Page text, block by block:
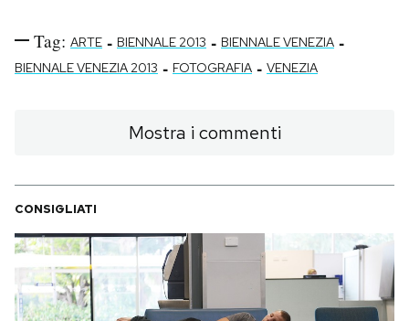
Tag: ARTE - BIENNALE 2013 - BIENNALE VENEZIA -
BIENNALE VENEZIA 2013 - FOTOGRAFIA - VENEZIA
Mostra i commenti
CONSIGLIATI